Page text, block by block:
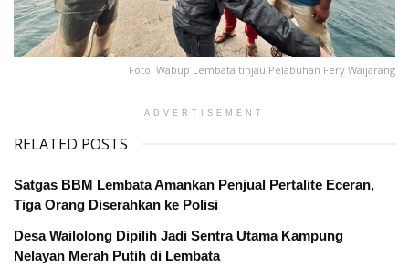
Foto: Wabup Lembata tinjau Pelabuhan Fery Waijarang
ADVERTISEMENT
RELATED POSTS
Satgas BBM Lembata Amankan Penjual Pertalite Eceran,
Tiga Orang Diserahkan ke Polisi
Desa Wailolong Dipilih Jadi Sentra Utama Kampung
Nelayan Merah Putih di Lembata